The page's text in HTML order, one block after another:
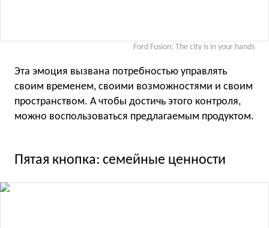
Ford Fusion: The city is in your hands
Эта эмоция вызвана потребностью управлять
своим временем, своими возможностями и своим
пространством. А чтобы достичь этого контроля,
можно воспользоваться предлагаемым продуктом.
Пятая кнопка: семейные ценности